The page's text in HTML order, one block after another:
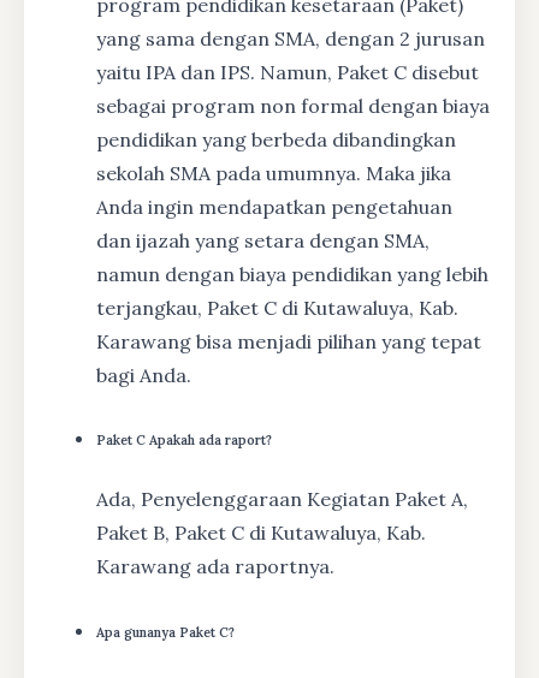
yang sama dengan SMA, dengan 2 jurusan
yaitu IPA dan IPS. Namun, Paket C disebut
sebagai program non formal dengan biaya
pendidikan yang berbeda dibandingkan
sekolah SMA pada umumnya. Maka jika
Anda ingin mendapatkan pengetahuan
dan ijazah yang setara dengan SMA,
namun dengan biaya pendidikan yang lebih
terjangkau, Paket C di Kutawaluya, Kab.
Karawang bisa menjadi pilihan yang tepat
bagi Anda.
Paket C Apakah ada raport?
Ada, Penyelenggaraan Kegiatan Paket A,
Paket B, Paket C di Kutawaluya, Kab.
Karawang ada raportnya.
Apa gunanya Paket C?